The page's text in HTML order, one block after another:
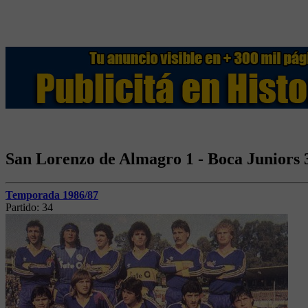
San Lorenzo de Almagro 1 - Boca Juniors
Temporada 1986/87
Partido: 34